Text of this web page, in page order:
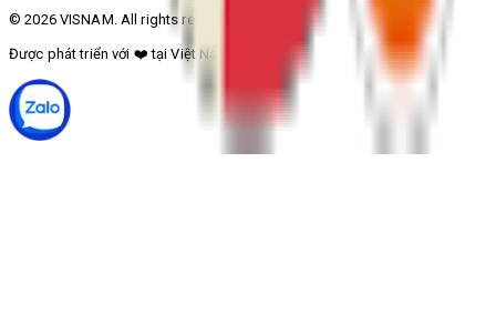
© 2026 VISNAM. All rights reserved.
Được phát triển với ❤️ tại Việt Nam